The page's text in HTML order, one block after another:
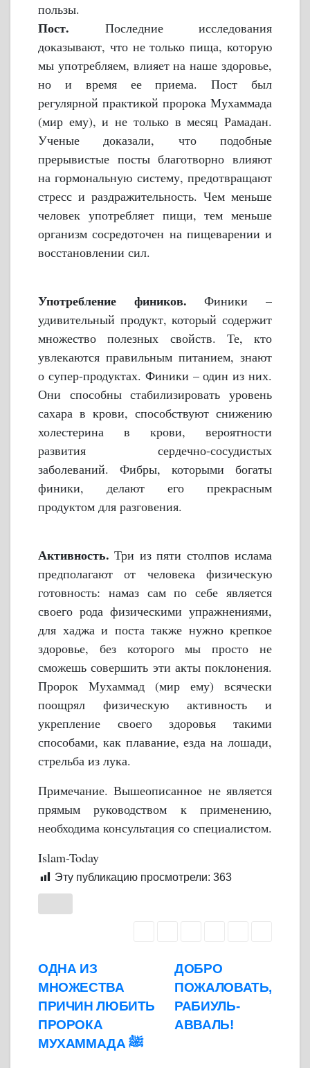
пользы.
Пост. Последние исследования
доказывают, что не только пища, которую
мы употребляем, влияет на наше здоровье,
но и время ее приема. Пост был
регулярной практикой пророка Мухаммада
(мир ему), и не только в месяц Рамадан.
Ученые доказали, что подобные
прерывистые посты благотворно влияют
на гормональную систему, предотвращают
стресс и раздражительность. Чем меньше
человек употребляет пищи, тем меньше
организм сосредоточен на пищеварении и
восстановлении сил.
Употребление фиников. Финики –
удивительный продукт, который содержит
множество полезных свойств. Те, кто
увлекаются правильным питанием, знают
о супер-продуктах. Финики – один из них.
Они способны стабилизировать уровень
сахара в крови, способствуют снижению
холестерина в крови, вероятности
развития сердечно-сосудистых
заболеваний. Фибры, которыми богаты
финики, делают его прекрасным
продуктом для разговения.
Активность. Три из пяти столпов ислама
предполагают от человека физическую
готовность: намаз сам по себе является
своего рода физическими упражнениями,
для хаджа и поста также нужно крепкое
здоровье, без которого мы просто не
сможешь совершить эти акты поклонения.
Пророк Мухаммад (мир ему) всячески
поощрял физическую активность и
укрепление своего здоровья такими
способами, как плавание, езда на лошади,
стрельба из лука.
Примечание. Вышеописанное не является
прямым руководством к применению,
необходима консультация со специалистом.
Islam-Today
Эту публикацию просмотрели: 363
Навигация
по
записям
ДОБРО
ПОЖАЛОВАТЬ,
РАБИУЛЬ-
АВВАЛЬ!
ОДНА ИЗ
МНОЖЕСТВА
ПРИЧИН ЛЮБИТЬ
ПРОРОКА
МУХАММАДА ﷺ